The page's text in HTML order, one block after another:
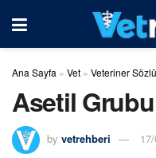
Ana Sayfa » Vet » Veteriner
Asetil
by vetrehberi